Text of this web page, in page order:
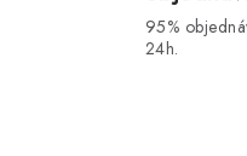
95%
24h.